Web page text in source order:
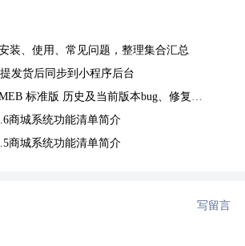
装、使用、常见问题，整理集合汇总
发货后同步到小程序后台
准版 历史及当前版本bug、修复、常见问题记录汇总！
商城系统功能清单简介
商城系统功能清单简介
写留言